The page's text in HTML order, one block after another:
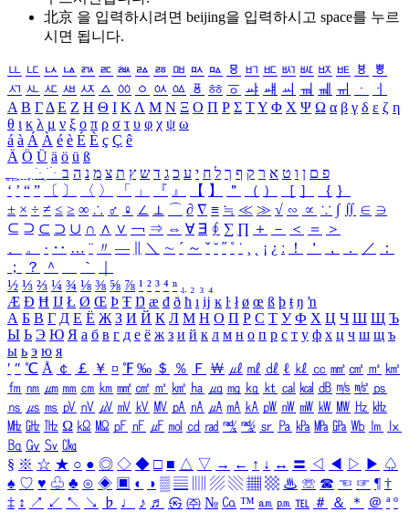
北京 을 입력하시려면 beijing을 입력하시고 space를 누르
시면 됩니다.
ㅥ ㅦ ㅧ ㅨ ㅩ ㅪ ㅫ ㅬ ㅭ ㅮ ㅯ ㅰ ㅱ ㅲ ㅳ ㅴ ㅵ ㅶ ㅷ ㅸ
ㅹ
ㅺ ㅻ ㅼ ㅽ ㅾ ㅿ ㆀ ㆁ ㆂ ㆃ ㆄ ㆅ ㆆ ㆇ ㆈ ㆉ ㆊ ㆋ ㆌ ㆍ
ㆎ
Α Β ΓΔ Ε Ζ Η Θ Ι ΚΛ Μ Ν Ξ Ο Π Ρ Σ ΤΥ Φ Χ Ψ Ω α β γ δ ε ζ η
θ ι κ λ μ ν ξ ο π ρ σ τ υ φ χ ψ ω
á à Á À é è É È ç Ç ê
Ä Ö Ü ä ö ü ß
ִֶֹ ֻּ ׁׂ פ ם ן ו ט א ר ק ף ך ל ח י ע כ ג ד ש ץ ת צ מ נ ה ב
‘ ’ “ ” 〔 〕 〈 〉 「 」 『 』 【 】 ＂ （ ） ［ ］ ｛ ｝
± × ÷ ≠ ≤ ≥ ∞ ∴ ♂ ♀ ∠ ⊥ ⌒ ∂ ∇ ≡ ≒ ≪ ≫ √ ∽ ∝ ∵ ∫ ∬ ∈ ∋
⊆ ⊇ ⊂ ⊃ ∪ ∩ ∧ ∨ ￢ ⇒ ⇔ ∀ ∃ ∮ ∑ ∏ ＋ － ＜ ＝
＞
、
。 · ‥ … ¨ 〃 ― ＼ ∼ ´ ～ ˇ ˘ ˝ ˚ ˙ ¸ ¡ ¿ ː ！ ＇ ， ． ／
：
；
？ ＾ ｀
½ ⅓ ⅔ ¼ ¾ ⅛ ⅜ ⅝ ⅞ ¹ ² ³ ⁴ ⁿ ₁ ₂ ₃ ₄
Æ Ð Ħ Ĳ Ł Ø Œ Þ Ŧ Ŋ æ đ ð ħ ı ĳ ĸ ŀ ł ø œ ß þ ŧ ŋ ŉ
А Б В Г Д Е Ё Ж З И Й К Л М Н О П Р С Т У Ф Х Ц Ч Ш Щ Ъ
Ы Ь Э Ю Я а б в г д е ё ж з и й к л м н о п р с т у ф х ц ч ш щ ъ
ы ь э ю я
′ ″ ℃ Å ￠ ￡ ￥ ¤ ℉ ‰ ＄ ％ Ｆ ￦ ㎕ ㎖ ㎗ ℓ ㎘ ㏄ ㎣ ㎤ ㎥ ㎦
㎙ ㎚ ㎛ ㎜ ㎝ ㎞ ㎟ ㎠ ㎡ ㎢ ㏊ ㎍ ㎎ ㎏ ㏏ ㎈ ㎉ ㏈ ㎧ ㎨ ㎰
㎱ ㎲ ㎳ ㎴ ㎵ ㎶ ㎷ ㎸ ㎹ ㎀ ㎁ ㎂ ㎃ ㎄ ㎺ ㎻ ㎽ ㎾ ㎿ ㎐ ㎑
㎒ ㎓ ㎔ Ω ㏀ ㏁ ㎊ ㎋ ㎌ ㏖ ㏅ ㎭ ㎮ ㎯ ㏛ ㎩ ㎪ ㎫ ㎬ ㏝ ㏐
㏓
㏃ ㏉ ㏜ ㏆
§ ※ ☆ ★ ○ ● ◎ ◇ ◆ □ ■ △ ▽ → ← ↑ ↓ ↔ 〓 ◁ ◀ ▷ ▶ ♤
♠ ♡ ♥ ♧ ♣ ⊙ ◈ ▣ ◐ ◑ ▒ ▤ ▨ ▧ ▦ ▩ ♨ ☏ ☎ ☜ ☞ ¶ †
‡ ↕ ↗ ↙ ↖ ↘ ♭ ♩ ♪ ♬ ㉿ ㈜ № ㏇ ™ ㏂ ㏘ ℡ ＃ ＆ ＊ ＠ ª º